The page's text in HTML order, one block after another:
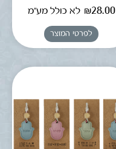
₪28.00 לא כולל מע"מ
לפרטי המוצר